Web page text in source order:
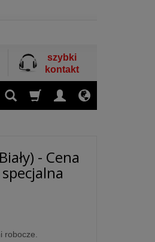
szybki
kontakt
- Cena
robocze.